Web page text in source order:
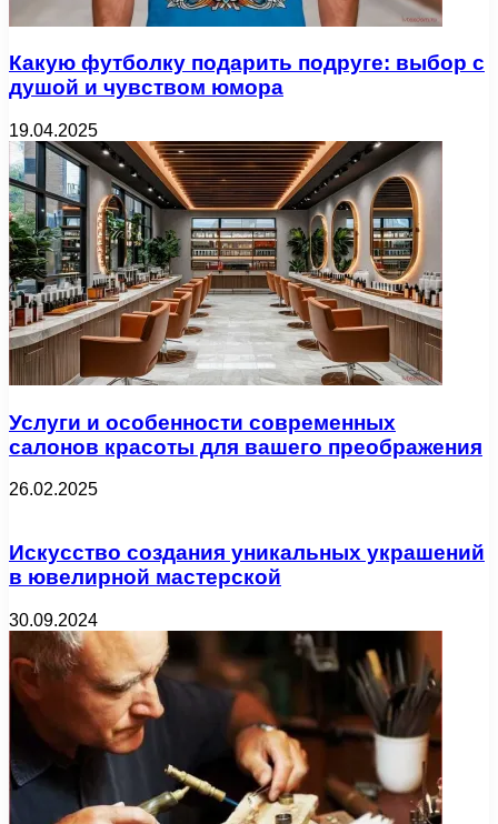
Какую футболку подарить подруге: выбор с
душой и чувством юмора
19.04.2025
Услуги и особенности современных
салонов красоты для вашего преображения
26.02.2025
Искусство создания уникальных украшений
в ювелирной мастерской
30.09.2024